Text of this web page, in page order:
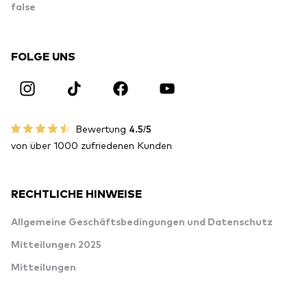
false
FOLGE UNS
Bewertung 4.5/5
von über 1000 zufriedenen Kunden
RECHTLICHE HINWEISE
Allgemeine Geschäftsbedingungen und Datenschutz
Mitteilungen 2025
Mitteilungen